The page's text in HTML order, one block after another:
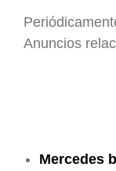
Anuncios
Mercedes